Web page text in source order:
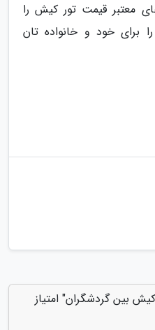
معتبر قیمت تور کیش را
برای خود و خانواده تان
بین گردشگران" امتیاز